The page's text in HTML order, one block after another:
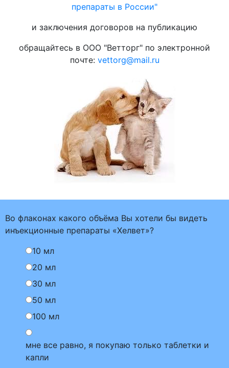
препараты в России"
и заключения договоров на публикацию
обращайтесь в ООО "Ветторг" по электронной
почте: vettorg@mail.ru
Во флаконах какого объёма Вы хотели бы видеть
инъекционные препараты «Хелвет»?
10 мл
20 мл
30 мл
50 мл
100 мл
мне все равно, я покупаю только таблетки и
капли